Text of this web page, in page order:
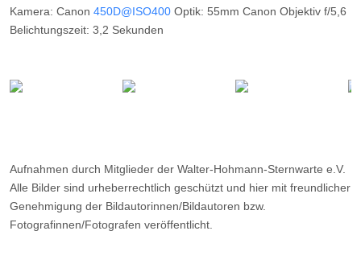
Kamera: Canon 450D@ISO400 Optik: 55mm Canon Objektiv f/5,6
Belichtungszeit: 3,2 Sekunden
Datum: 15.04.2010
Aufnahmen durch Mitglieder der Walter-Hohmann-Sternwarte e.V.
Alle Bilder sind urheberrechtlich geschützt und hier mit freundlicher
Genehmigung der Bildautorinnen/Bildautoren bzw.
Fotografinnen/Fotografen veröffentlicht.